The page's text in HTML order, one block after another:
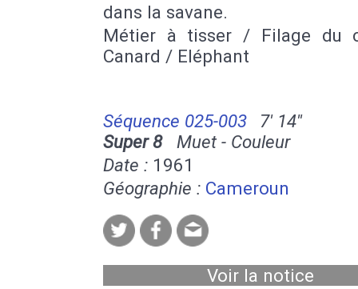
dans la savane.
Métier à tisser / Filage du
Canard / Eléphant
Séquence 025-003
7' 14''
Super 8Muet - Couleur
Date : 1961
Géographie : Cameroun
Voir la notice